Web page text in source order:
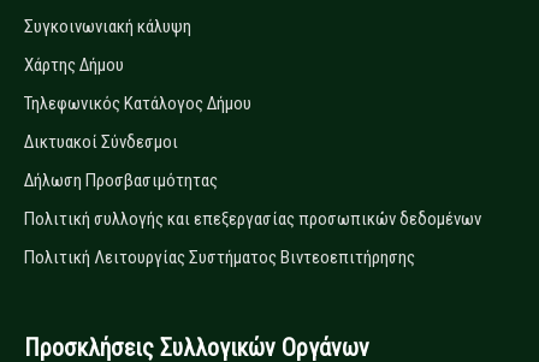
Συγκοινωνιακή κάλυψη
Χάρτης Δήμου
Τηλεφωνικός Κατάλογος Δήμου
Δικτυακοί Σύνδεσμοι
Δήλωση Προσβασιμότητας
Πολιτική συλλογής και επεξεργασίας προσωπικών δεδομένων
Πολιτική Λειτουργίας Συστήματος Βιντεοεπιτήρησης
Προσκλήσεις Συλλογικών Οργάνων